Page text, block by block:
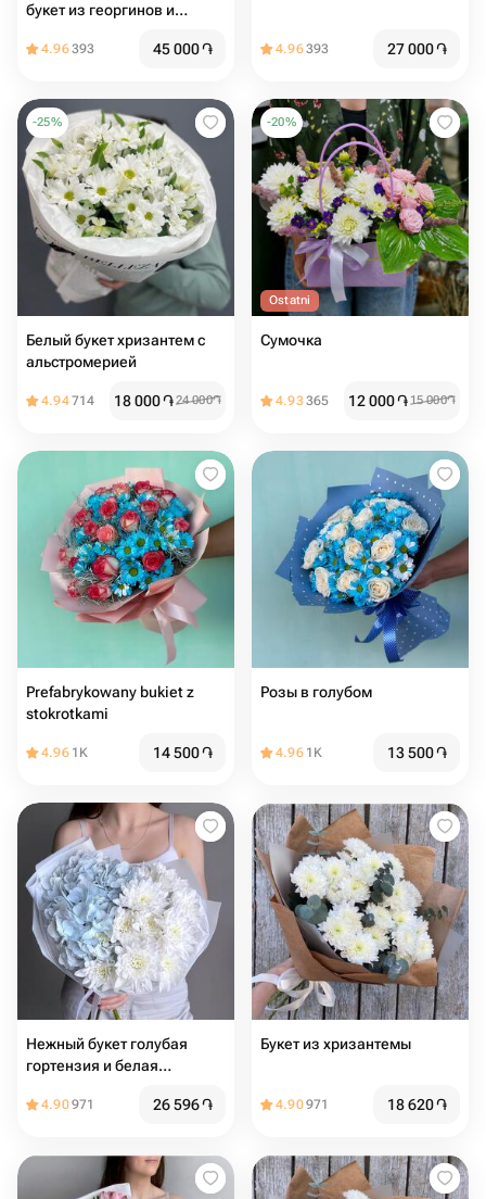
букет из георгинов и
4.96393 45 000֏ 4.96393 27 000֏
-25%
Белый букет хризантем с
альстромерией
4.94714 18 000֏24 000֏
-20%
Ostatni
Сумочка
4.93365 12 000֏15 000֏
Prefabrykowany bukiet z
stokrotkami
4.96 1K 14 500֏
Розы в голубом
4.96 1K 13 500֏
Нежный букет голубая
гортензия и белая
4.90971 26 596֏
Букет из хризантемы
4.90971 18 620֏